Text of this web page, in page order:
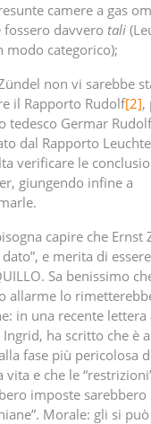
camere a gas
fossero davvero tali
modo categorico);
non vi sarebbe
il Rapporto Rudolf[2],
tedesco Germar
dal Rapporto
verificare le
giungendo infine a
capire che Ernst
dato”, e merita di
Sa benissimo
allarme lo
in una recente lettera
ha scritto che è
fase più pericolosa
vita e che le
imposte sarebbero
Morale: gli si